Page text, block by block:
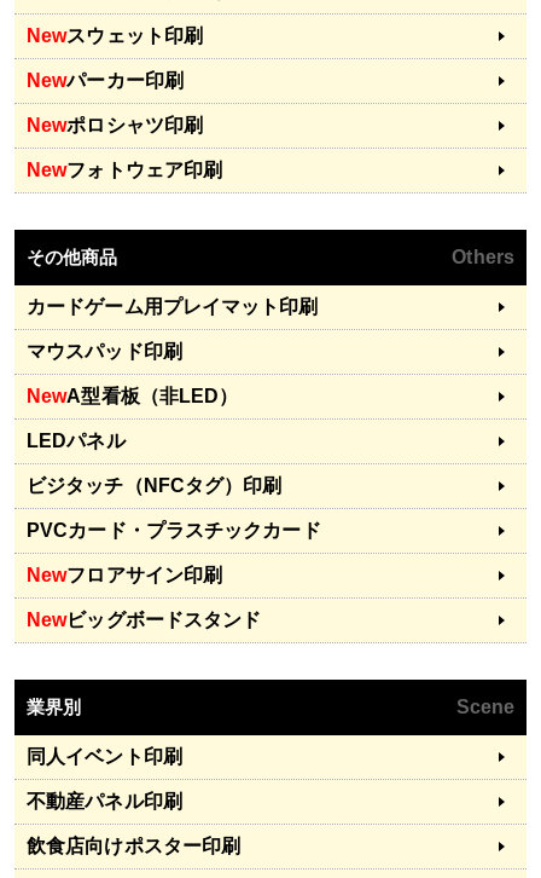
Newスウェット印刷
Newパーカー印刷
Newポロシャツ印刷
Newフォトウェア印刷
その他商品 Others
カードゲーム用プレイマット印刷
マウスパッド印刷
NewA型看板（非LED）
LEDパネル
ビジタッチ（NFCタグ）印刷
PVCカード・プラスチックカード
Newフロアサイン印刷
Newビッグボードスタンド
業界別 Scene
同人イベント印刷
不動産パネル印刷
飲食店向けポスター印刷